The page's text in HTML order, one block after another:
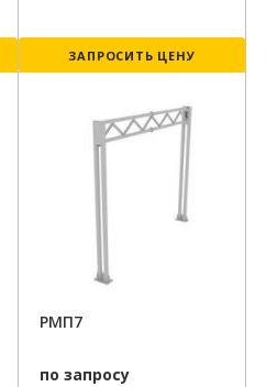
ЗАПРОСИТЬ ЦЕНУ
РМП7
по запросу